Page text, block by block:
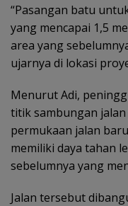
“Pasangan batu
yang mencapai 1,5
area yang
ujarnya di lokasi
Menurut Adi,
titik sambungan
permukaan jalan
memiliki daya tahan
sebelumnya yang
Jalan tersebut